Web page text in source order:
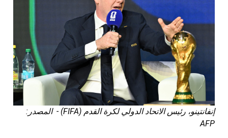
إنفانتينو، رئيس الاتحاد الدولي لكرة القدم (FIFA) - المصدر:
AFP